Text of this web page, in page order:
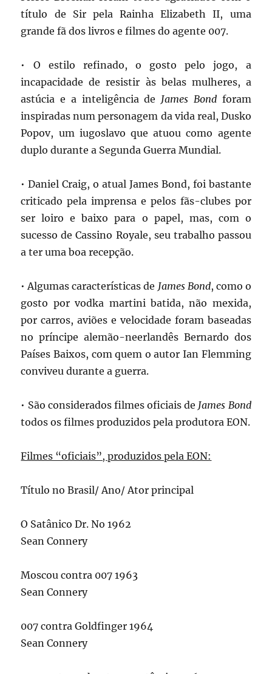
título de Sir pela Rainha Elizabeth II, uma
grande fã dos livros e filmes do agente 007.
• O estilo refinado, o gosto pelo jogo, a
incapacidade de resistir às belas mulheres, a
astúcia e a inteligência de James Bondforam
inspiradas num personagem da vida real, Dusko
Popov, um iugoslavo que atuou como agente
duplo durante a Segunda Guerra Mundial.
• Daniel Craig, o atual James Bond, foi bastante
criticado pela imprensa e pelos fãs-clubes por
ser loiro e baixo para o papel, mas, com o
sucesso de Cassino Royale, seu trabalho passou
a ter uma boa recepção.
• Algumas características de James Bond, como o
gosto por vodka martini batida, não mexida,
por carros, aviões e velocidade foram baseadas
no príncipe alemão-neerlandês Bernardo dos
Países Baixos, com quem o autor Ian Flemming
conviveu durante a guerra.
• São considerados filmes oficiais de James Bond
todos os filmes produzidos pela produtora EON.
Filmes “oficiais”, produzidos pela EON:
Título no Brasil/ Ano/ Ator principal
O Satânico Dr. No 1962
Sean Connery
Moscou contra 007 1963
Sean Connery
007 contra Goldfinger 1964
Sean Connery